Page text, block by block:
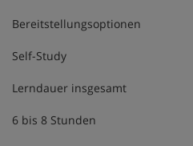
Bereitstellungsoptionen
Self-Study
Lerndauer insgesamt
6 bis 8 Stunden